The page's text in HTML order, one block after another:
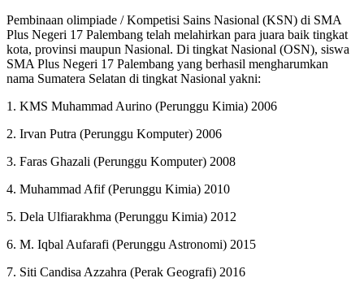
Pembinaan olimpiade / Kompetisi Sains Nasional (KSN) di SMA
Plus Negeri 17 Palembang telah melahirkan para juara baik tingkat
kota, provinsi maupun Nasional. Di tingkat Nasional (OSN), siswa
SMA Plus Negeri 17 Palembang yang berhasil mengharumkan
nama Sumatera Selatan di tingkat Nasional yakni:
1. KMS Muhammad Aurino (Perunggu Kimia) 2006
2. Irvan Putra (Perunggu Komputer) 2006
3. Faras Ghazali (Perunggu Komputer) 2008
4. Muhammad Afif (Perunggu Kimia) 2010
5. Dela Ulfiarakhma (Perunggu Kimia) 2012
6. M. Iqbal Aufarafi (Perunggu Astronomi) 2015
7. Siti Candisa Azzahra (Perak Geografi) 2016